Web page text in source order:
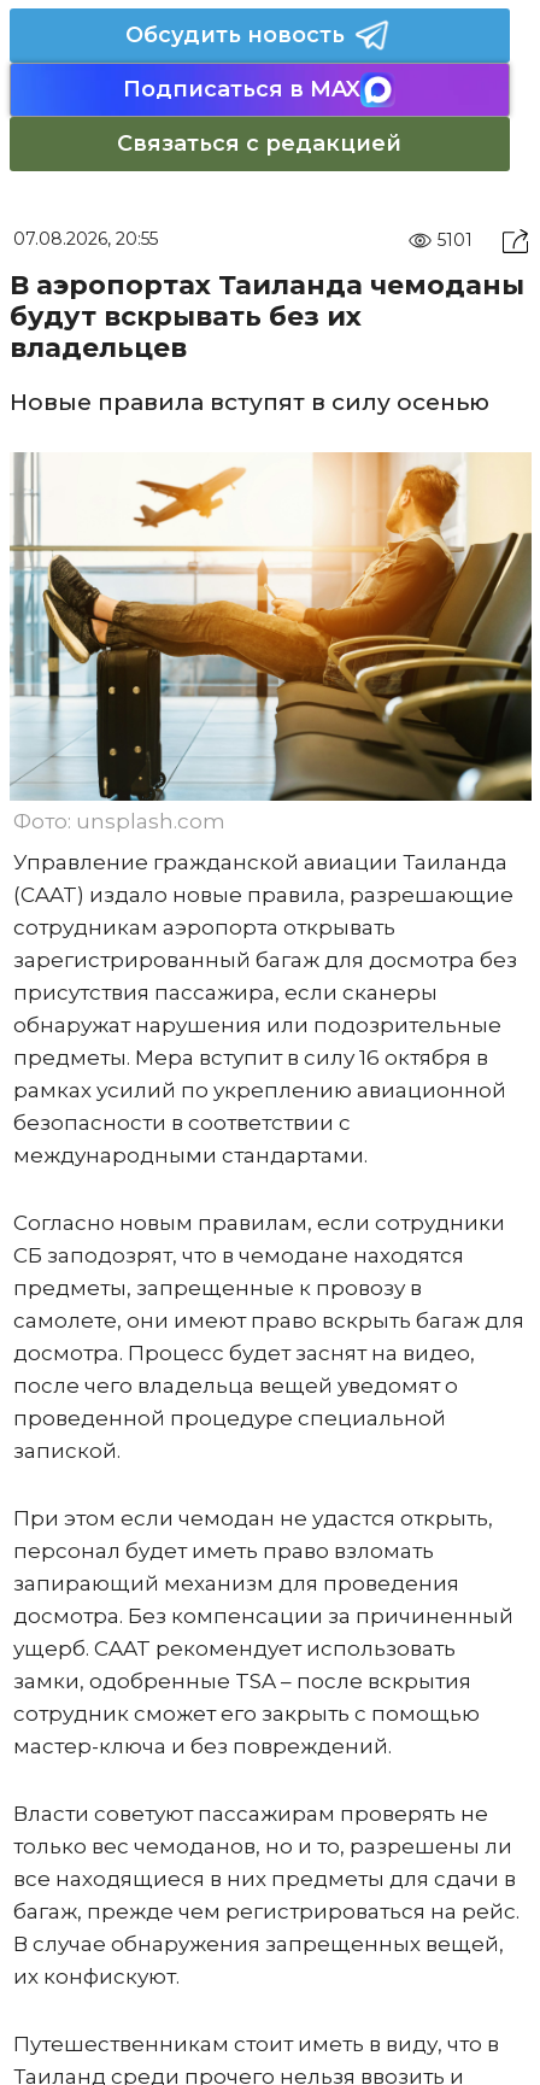
Обсудить новость
Подписаться в MAX
Связаться с редакцией
07.08.2026, 20:55 5101
В аэропортах Таиланда чемоданы
будут вскрывать без их
владельцев
Новые правила вступят в силу осенью
Фото: unsplash.com
Управление гражданской авиации Таиланда
(CAAT) издало новые правила, разрешающие
сотрудникам аэропорта открывать
зарегистрированный багаж для досмотра без
присутствия пассажира, если сканеры
обнаружат нарушения или подозрительные
предметы. Мера вступит в силу 16 октября в
рамках усилий по укреплению авиационной
безопасности в соответствии с
международными стандартами.
Согласно новым правилам, если сотрудники
СБ заподозрят, что в чемодане ​​находятся
предметы, запрещенные к провозу в
самолете, они имеют право вскрыть багаж для
досмотра. Процесс будет заснят на видео,
после чего владельца вещей уведомят о
проведенной процедуре специальной
запиской.
При этом если чемодан не удастся открыть,
персонал будет иметь право взломать
запирающий механизм для проведения
досмотра. Без компенсации за причиненный
ущерб. CAAT рекомендует использовать
замки, одобренные TSA – после вскрытия
сотрудник сможет его закрыть с помощью
мастер-ключа и без повреждений.
Власти советуют пассажирам проверять не
только вес чемоданов, но и то, разрешены ли
все находящиеся в них предметы для сдачи в
багаж, прежде чем регистрироваться на рейс.
В случае обнаружения запрещенных вещей,
их конфискуют.
Путешественникам стоит иметь в виду, что в
Таиланд среди прочего нельзя ввозить и